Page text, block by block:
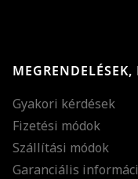
Gyakori kérdések
Fizetési módok
Szállítási módok
Garanciális